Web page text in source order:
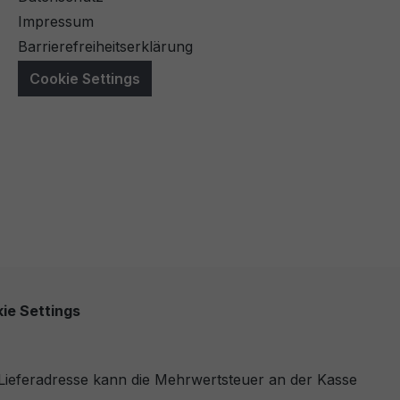
Impressum
Barrierefreiheitserklärung
Cookie Settings
Settings
kann die Mehrwertsteuer an der Kasse